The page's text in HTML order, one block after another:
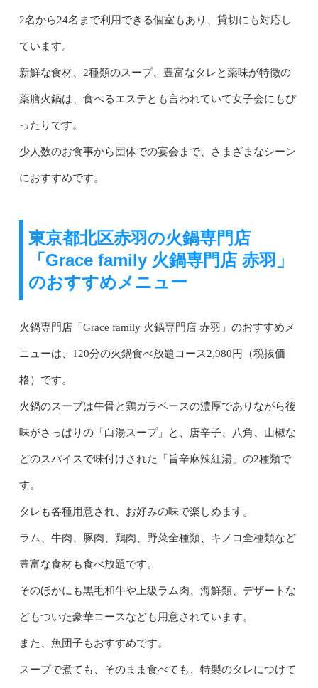
2名から24名まで利用できる個室もあり、貸切にも対応し
ています。
新鮮な食材、2種類のスープ、豊富なタレと薬味が特徴の
薬膳火鍋は、食べるエステとも言われていて女子会にもぴ
ったりです。
少人数のお食事から団体での宴会まで、さまざまなシーン
におすすめです。
東京都北区赤羽の火鍋専門店
「Grace family 火鍋専門店 赤羽」
のおすすめメニュー
火鍋専門店「Grace family 火鍋専門店 赤羽」のおすすめメ
ニューは、120分の火鍋食べ放題コース2,980円（税抜価
格）です。
火鍋のスープは牛骨と鶏ガラベースの濃厚でありながら後
味がさっぱりの「白湯スープ」と、唐辛子、八角、山椒な
どのスパイスで味付けされた「旨辛麻辣紅湯」の2種類で
す。
タレも各種用意され、お好みの味で楽しめます。
ラム、牛肉、豚肉、鶏肉、野菜全種類、キノコ全種類など
豊富な食材も食べ放題です。
そのほかにも黒毛和牛や上級ラム肉、海鮮類、デザートな
どもついた豪華コースなども用意されています。
また、魚団子もおすすめです。
スープで煮ても、そのまま食べても、特製のタレにつけて